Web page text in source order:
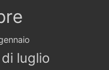
luglio